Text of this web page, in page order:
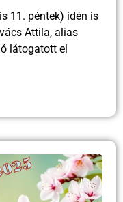
11. péntek) idén is
Attila, alias
látogatott el